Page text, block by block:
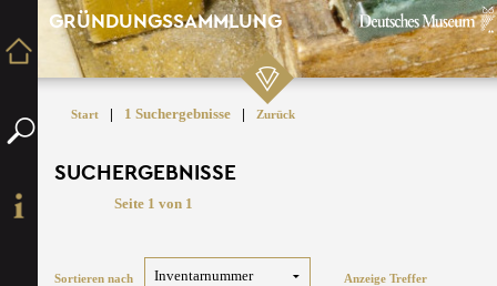
GRÜNDUNGSSAMMLUNG
Start | 1 Suchergebnisse | Zurück
SUCHERGEBNISSE
Seite 1 von 1
Sortieren nach Anzeige Treffer